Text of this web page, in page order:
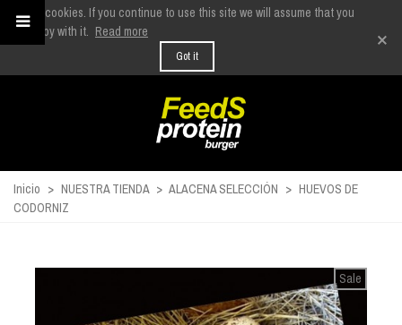
We use cookies. If you continue to use this site we will assume that you
are happy with it. Read more
Got it
×
Inicio > NUESTRA TIENDA > ALACENA SELECCIÓN > HUEVOS DE
CODORNIZ
Sale